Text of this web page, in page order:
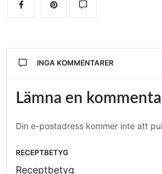
INGA KOMMENTARER
Lämna en
Din e-postadress kommer inte att
RECEPTBETYG
Receptbetyg